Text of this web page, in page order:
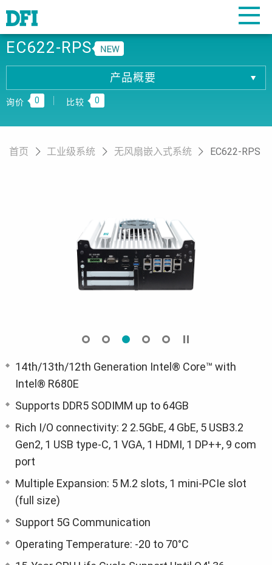
EC622-RPS
产品概要
产品概要
相關下载
订购资讯
询价 0 比较 0
首页 工业级系统 无风扇嵌入式系统 EC622-RPS
14th/13th/12th Generation Intel® Core™ with
Intel® R680E
Supports DDR5 SODIMM up to 64GB
Rich I/O connectivity: 2 2.5GbE, 4 GbE, 5 USB3.2
Gen2, 1 USB type-C, 1 VGA, 1 HDMI, 1 DP++, 9 com
port
Multiple Expansion: 5 M.2 slots, 1 mini-PCIe slot
(full size)
Support 5G Communication
Operating Temperature: -20 to 70°C